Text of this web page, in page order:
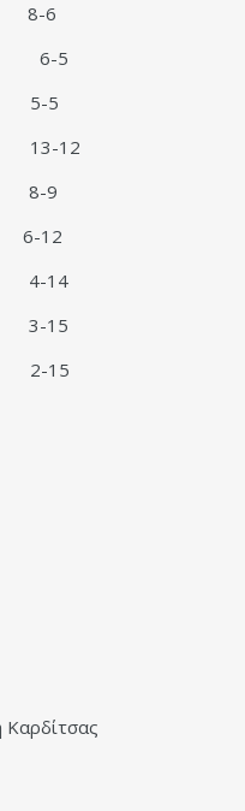
8-6
6-5
5-5
12
9
6-12
4-14
15
15
Καρδίτσας